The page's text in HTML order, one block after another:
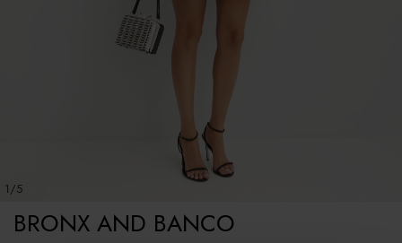
1/5
BRONX AND BANCO